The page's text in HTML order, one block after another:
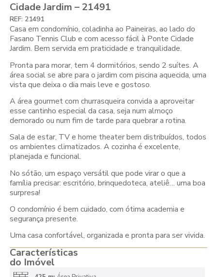
Cidade Jardim – 21491
REF: 21491
Casa em condomínio, coladinha ao Paineiras, ao lado do
Fasano Tennis Club e com acesso fácil à Ponte Cidade
Jardim. Bem servida em praticidade e tranquilidade.
Pronta para morar, tem 4 dormitórios, sendo 2 suítes. A
área social se abre para o jardim com piscina aquecida, uma
vista que deixa o dia mais leve e gostoso.
A área gourmet com churrasqueira convida a aproveitar
esse cantinho especial da casa, seja num almoço
demorado ou num fim de tarde para quebrar a rotina.
Sala de estar, TV e home theater bem distribuídos, todos
os ambientes climatizados. A cozinha é excelente,
planejada e funcional.
No sótão, um espaço versátil que pode virar o que a
família precisar: escritório, brinquedoteca, ateliê… uma boa
surpresa!
O condomínio é bem cuidado, com ótima academia e
segurança presente.
Uma casa confortável, organizada e pronta para ser vivida.
Características
do Imóvel
2